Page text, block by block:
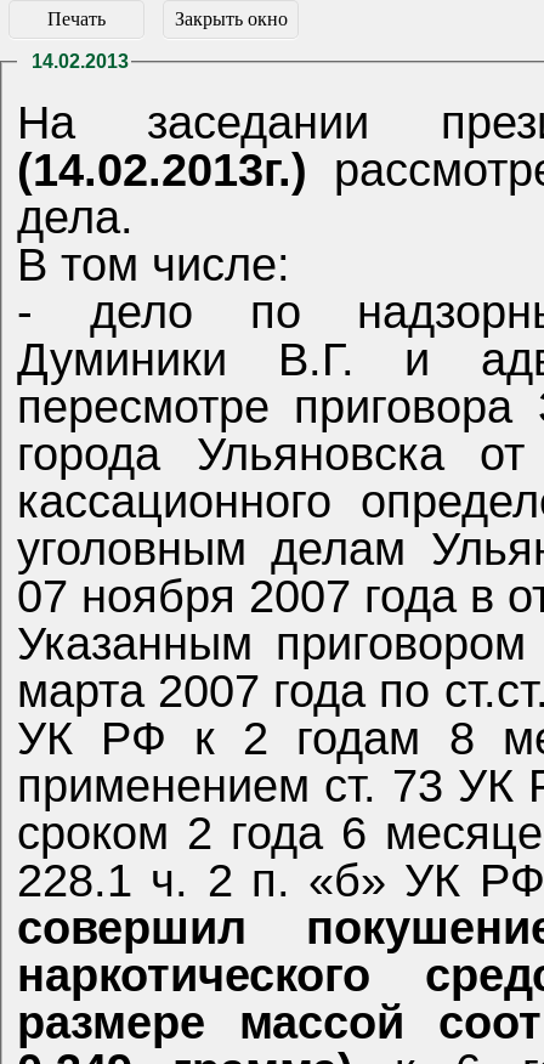
Печать Закрыть окно
14.02.2013
На заседании
(14.02.2013г.)
дела.
В том числе:
- дело по
Думиники В.Г. и
пересмотре приговора
города Ульяновска
кассационного
уголовным делам
07 ноября 2007 года в
Указанным
марта 2007 года по
УК РФ к 2 годам 8
применением ст. 73 УК
сроком 2 года 6
228.1 ч. 2 п. «б» УК
совершил
наркотического
размере массой